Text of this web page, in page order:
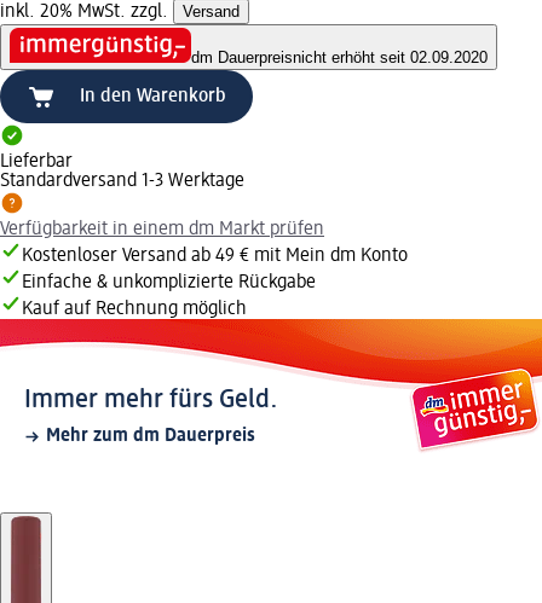
inkl. 20% MwSt. zzgl. Versand
dm Dauerpreisnicht erhöht seit 02.09.2020
In den Warenkorb
Lieferbar
Standardversand 1-3 Werktage
Verfügbarkeit in einem dm Markt prüfen
Kostenloser Versand ab 49 € mit Mein dm Konto
Einfache & unkomplizierte Rückgabe
Kauf auf Rechnung möglich
Immer mehr fürs Geld.
Mehr zum dm Dauerpreis